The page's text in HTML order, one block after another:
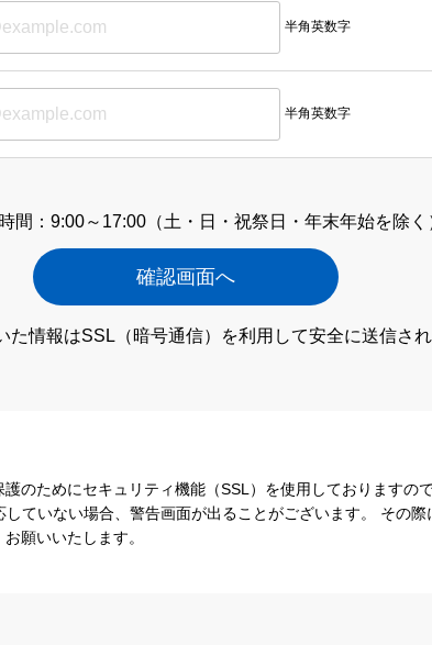
半角英数字
半角英数字
間：9:00～17:00（土・日・祝祭日・年末年始を除く
た情報はSSL（暗号通信） を利用して安全に送信さ
のためにセキュリティ機能（SSL）を使用しておりますの
していない場合、警告画面が出ることがございます。 その
願いいたします。